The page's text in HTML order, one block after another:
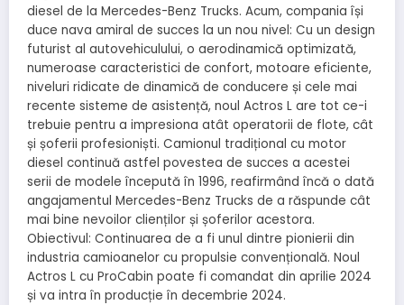
diesel de la Mercedes-Benz Trucks. Acum, compania își
duce nava amiral de succes la un nou nivel: Cu un design
futurist al autovehiculului, o aerodinamică optimizată,
numeroase caracteristici de confort, motoare eficiente,
niveluri ridicate de dinamică de conducere și cele mai
recente sisteme de asistență, noul Actros L are tot ce-i
trebuie pentru a impresiona atât operatorii de flote, cât
și șoferii profesioniști. Camionul tradițional cu motor
diesel continuă astfel povestea de succes a acestei
serii de modele începută în 1996, reafirmând încă o dată
angajamentul Mercedes-Benz Trucks de a răspunde cât
mai bine nevoilor clienților și șoferilor acestora.
Obiectivul: Continuarea de a fi unul dintre pionierii din
industria camioanelor cu propulsie convențională. Noul
Actros L cu ProCabin poate fi comandat din aprilie 2024
și va intra în producție în decembrie 2024.